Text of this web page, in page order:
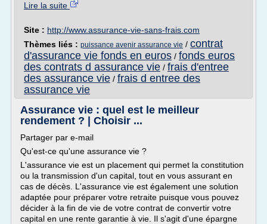
Lire la suite
Site : http://www.assurance-vie-sans-frais.com
Thèmes liés : puissance avenir assurance vie / contrat
d'assurance vie fonds en euros / fonds euros
des contrats d assurance vie / frais d'entree
des assurance vie / frais d entree des
assurance vie
Assurance vie : quel est le meilleur
rendement ? | Choisir ...
Partager par e-mail
Qu'est-ce qu'une assurance vie ?
L'assurance vie est un placement qui permet la constitution
ou la transmission d'un capital, tout en vous assurant en
cas de décès. L'assurance vie est également une solution
adaptée pour préparer votre retraite puisque vous pouvez
décider à la fin de vie de votre contrat de convertir votre
capital en une rente garantie à vie. Il s'agit d'une épargne